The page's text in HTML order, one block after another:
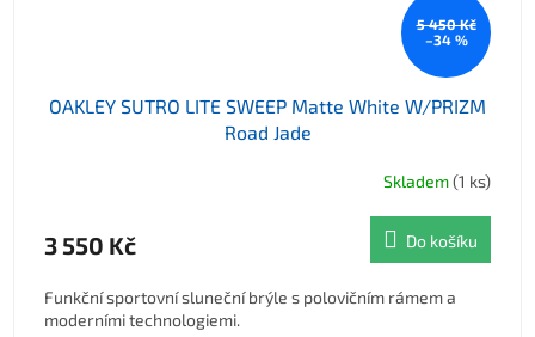
5 450 Kč
–34 %
OAKLEY SUTRO LITE SWEEP Matte White W/PRIZM
Road Jade
Skladem(1 ks)
3 550 Kč Do košíku
Funkční sportovní sluneční brýle s polovičním rámem a
moderními technologiemi.